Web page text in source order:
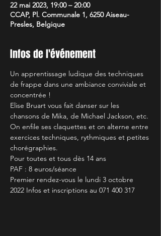
22 mai 2023, 19:00 – 20:00
CCAP, Pl. Communale 1, 6250 Aiseau-
Presles, Belgique
Infos de l'événement
Un apprentissage ludique des techniques
de frappe dans une ambiance conviviale et
concentrée !
Elise Bruart vous fait danser sur les
chansons de Mika, de Michael Jackson, etc.
On enfile ses claquettes et on alterne entre
exercices techniques, rythmiques et petites
chorégraphies.
Pour toutes et tous dès 14 ans
PAF : 8 euros/séance
Premier rendez-vous le lundi 3 octobre
2022 Infos et inscriptions au 071 400 317